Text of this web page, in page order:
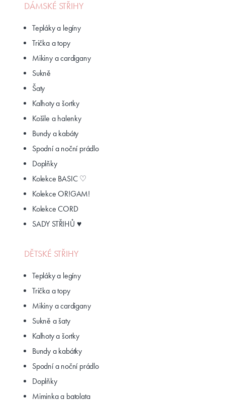
DÁMSKÉ STŘIHY
Tepláky a legíny
Trička a topy
Mikiny a cardigany
Sukně
Šaty
Kalhoty a šortky
Košile a halenky
Bundy a kabáty
Spodní a noční prádlo
Doplňky
Kolekce BASIC ♡
Kolekce OR!GAM!
Kolekce CORD
SADY STŘIHŮ ♥
DĚTSKÉ STŘIHY
Tepláky a legíny
Trička a topy
Mikiny a cardigany
Sukně a šaty
Kalhoty a šortky
Bundy a kabátky
Spodní a noční prádlo
Doplňky
Miminka a batolata